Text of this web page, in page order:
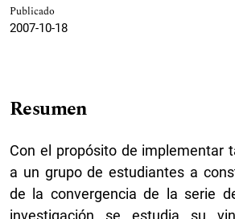
Publicado
2007-10-18
Resumen
Con el propósito de implementar
a un grupo de estudiantes a
de la convergencia de la serie
investigación se estudia su